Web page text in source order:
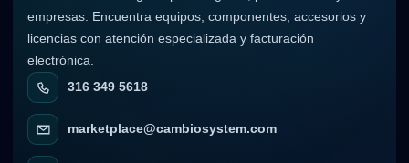
empresas. Encuentra equipos, componentes, accesorios y
licencias con atención especializada y facturación
electrónica.
316 349 5618
marketplace@cambiosystem.com